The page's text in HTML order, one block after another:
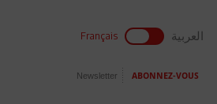
Français العربية
Newsletter ABONNEZ-VOUS